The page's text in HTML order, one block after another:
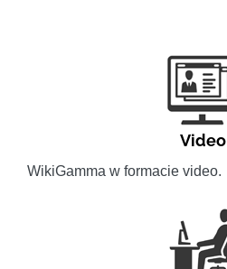
Video
WikiGamma w formacie video.